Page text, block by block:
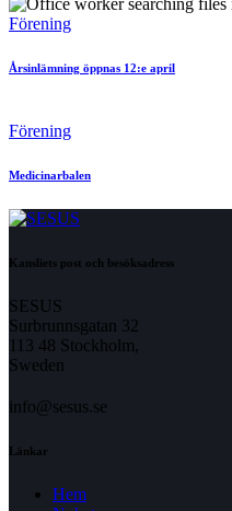
Förening
Årsinlämning öppnas 12:e april
Förening
Medicinarbalen
Kansliets post och besöksadress
SESUS
Surbrunnsgatan 32
113 48 Stockholm,
Sweden
info@sesus.se
Länkar
Hem